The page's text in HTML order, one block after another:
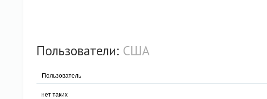
Пользователи: США
Пользователь
нет таких